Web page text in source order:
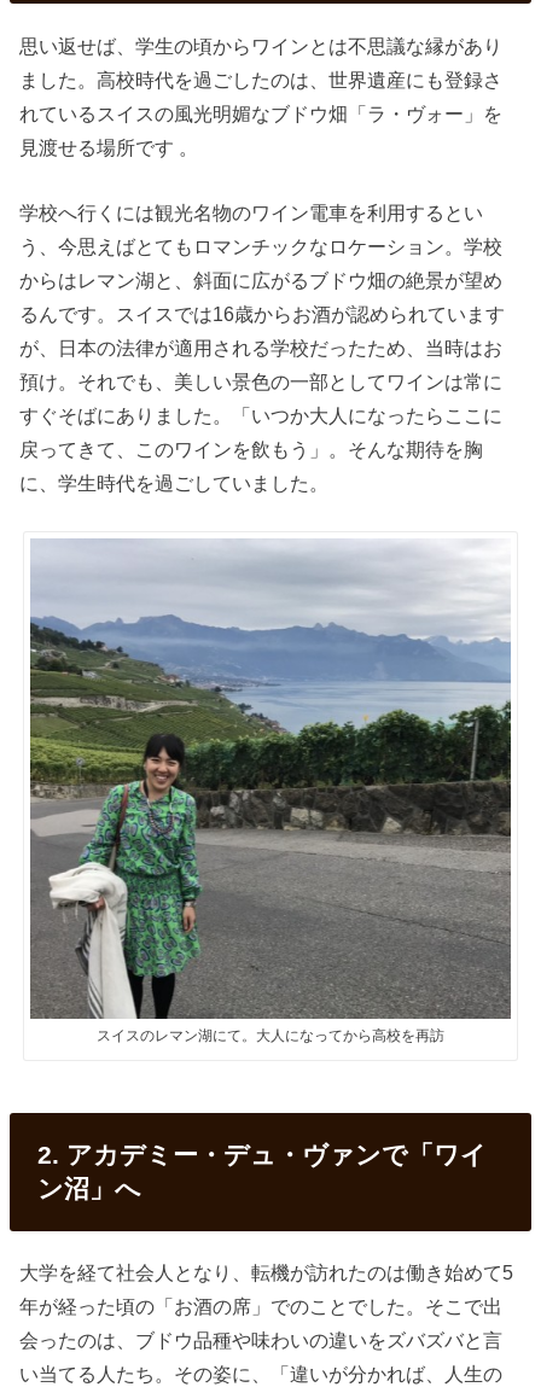
思い返せば、学生の頃からワインとは不思議な縁があり
ました。高校時代を過ごしたのは、世界遺産にも登録さ
れているスイスの風光明媚なブドウ畑「ラ・ヴォー」を
見渡せる場所です 。
学校へ行くには観光名物のワイン電車を利用するとい
う、今思えばとてもロマンチックなロケーション。学校
からはレマン湖と、斜面に広がるブドウ畑の絶景が望め
るんです。スイスでは16歳からお酒が認められています
が、日本の法律が適用される学校だったため、当時はお
預け。それでも、美しい景色の一部としてワインは常に
すぐそばにありました。「いつか大人になったらここに
戻ってきて、このワインを飲もう」。そんな期待を胸
に、学生時代を過ごしていました。
スイスのレマン湖にて。大人になってから高校を再訪
2. アカデミー・デュ・ヴァンで「ワイ
ン沼」へ
大学を経て社会人となり、転機が訪れたのは働き始めて5
年が経った頃の「お酒の席」でのことでした。そこで出
会ったのは、ブドウ品種や味わいの違いをズバズバと言
い当てる人たち。その姿に、「違いが分かれば、人生の